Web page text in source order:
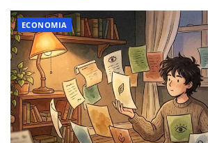
ECONOMIA